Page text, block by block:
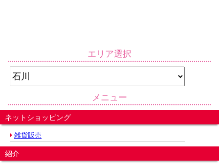
エリア選択
メニュー
ネットショッピング
雑貨販売
紹介